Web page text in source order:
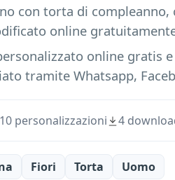
con torta di
online
online gratis
tramite Whatsapp,
10 personalizzazioni 4
Fiori Torta Uomo